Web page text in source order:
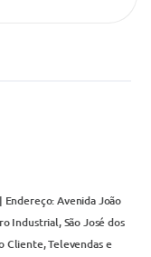
Endereço: Avenida João
Industrial, São José dos
Cliente, Televendas e